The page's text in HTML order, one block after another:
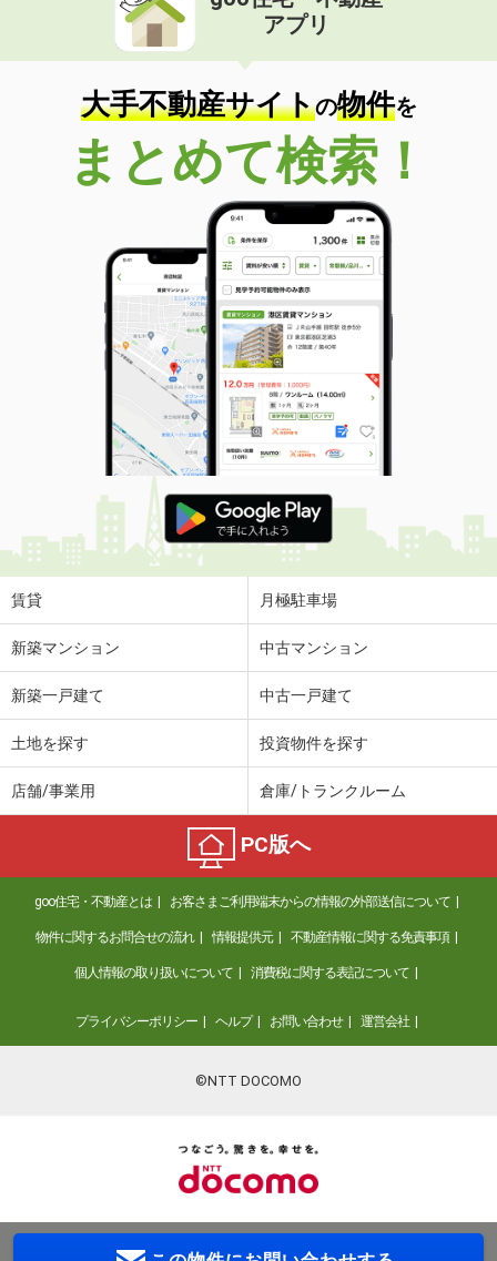
アプリ
大手不動産サイトの物件を
まとめて検索！
賃貸 月極駐車場
新築マンション 中古マンション
新築一戸建て 中古一戸建て
土地を探す 投資物件を探す
店舗/事業用 倉庫/トランクルーム
PC版へ
goo住宅・不動産とは お客さまご利用端末からの情報の外部送信について
物件に関するお問合せの流れ 情報提供元 不動産情報に関する免責事項
個人情報の取り扱いについて 消費税に関する表記について
プライバシーポリシー ヘルプ お問い合わせ 運営会社
©NTT DOCOMO